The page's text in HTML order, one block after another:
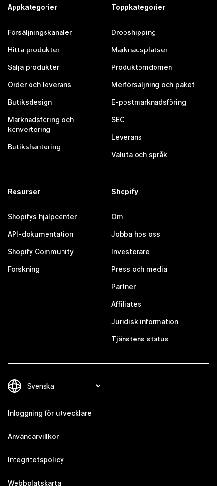
Appkategorier
Försäljningskanaler
Hitta produkter
Sälja produkter
Order och leverans
Butiksdesign
Marknadsföring och
konvertering
Butikshantering
Toppkategorier
Dropshipping
Marknadsplatser
Produktomdömen
Merförsäljning och paket
E-postmarknadsföring
SEO
Leverans
Valuta och språk
Resurser
Shopifys hjälpcenter
API-dokumentation
Shopify Community
Forskning
Shopify
Om
Jobba hos oss
Investerare
Press och media
Partner
Affiliates
Juridisk information
Tjänstens status
Inloggning för utvecklare
Användarvillkor
Integritetspolicy
Webbplatskarta